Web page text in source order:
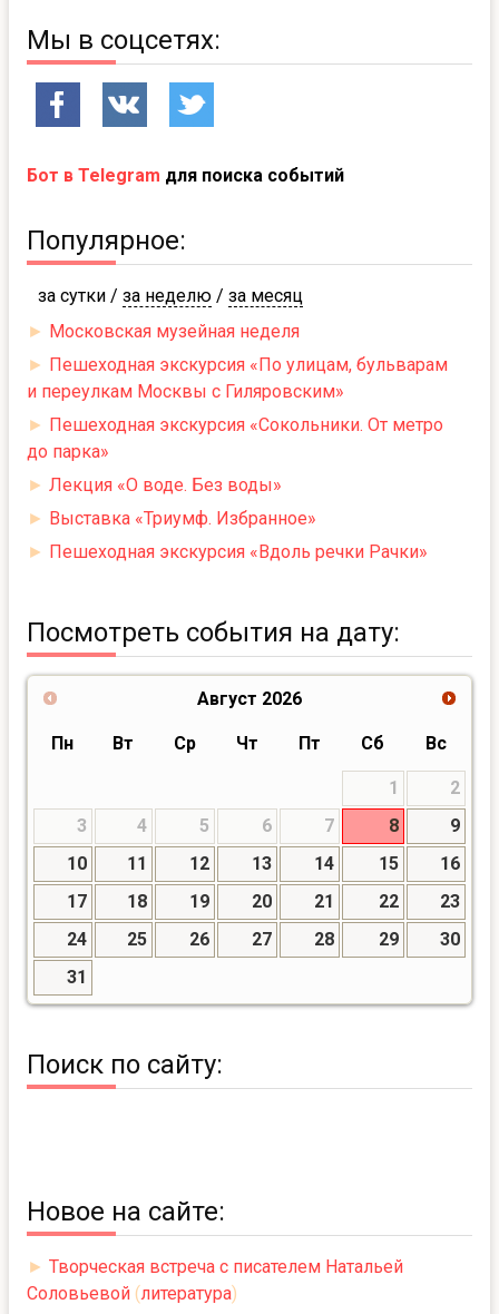
Мы в соцсетях:
Бот в Telegram для поиска событий
Популярное:
за сутки / за неделю / за месяц
► Московская музейная неделя
► Пешеходная экскурсия «По улицам, бульварам
и переулкам Москвы с Гиляровским»
► Пешеходная экскурсия «Сокольники. От метро
до парка»
► Лекция «О воде. Без воды»
► Выставка «Триумф. Избранное»
► Пешеходная экскурсия «Вдоль речки Рачки»
Посмотреть события на дату:
Август 2026
Пн Вт Ср Чт Пт Сб Вс
1
2
3
4 5 6 7 8
9
10
11 12 13 14 15
16
17
18 19 20 21 22
23
24
25 26 27 28 29
30
31
Поиск по сайту:
Новое на сайте:
► Творческая встреча с писателем Натальей
Соловьевой (литература)